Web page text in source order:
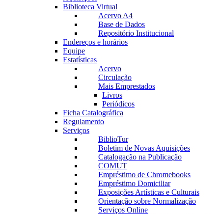
Biblioteca Virtual
Acervo A4
Base de Dados
Repositório Institucional
Endereços e horários
Equipe
Estatísticas
Acervo
Circulação
Mais Emprestados
Livros
Periódicos
Ficha Catalográfica
Regulamento
Serviços
BiblioTur
Boletim de Novas Aquisições
Catalogação na Publicação
COMUT
Empréstimo de Chromebooks
Empréstimo Domiciliar
Exposições Artísticas e Culturais
Orientação sobre Normalização
Serviços Online